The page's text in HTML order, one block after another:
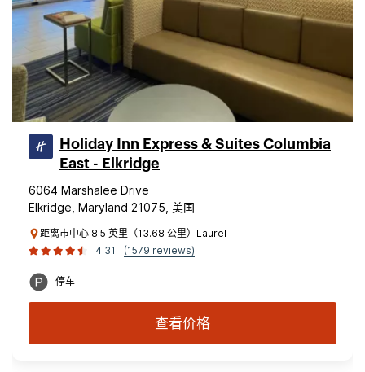
Holiday Inn Express & Suites Columbia
East - Elkridge
6064 Marshalee Drive
Elkridge, Maryland 21075, 美国
距离市中心 8.5 英里（13.68 公里）Laurel
4.31
(1579 reviews)
停车
查看价格